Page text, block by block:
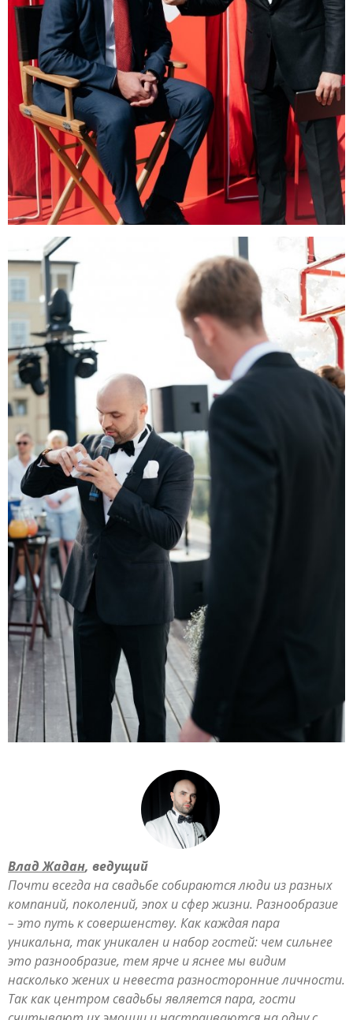
Влад Жадан, ведущий
Почти всегда на свадьбе собираются люди из разных
компаний, поколений, эпох и сфер жизни. Разнообразие
– это путь к совершенству. Как каждая пара
уникальна, так уникален и набор гостей: чем сильнее
это разнообразие, тем ярче и яснее мы видим
насколько жених и невеста разносторонние личности.
Так как центром свадьбы является пара, гости